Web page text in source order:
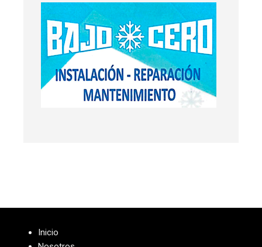
Inicio